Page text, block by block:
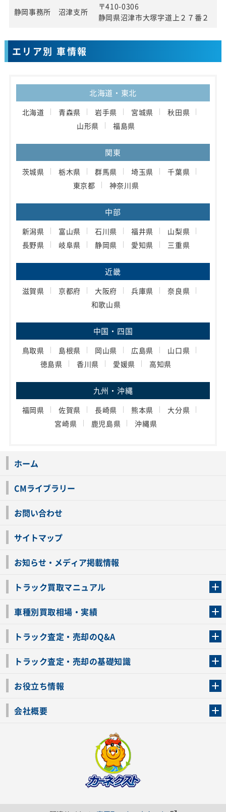
静岡事務所 沼津支所
〒410-0306
静岡県沼津市大塚字道上２７番２
エリア別 車情報
北海道・東北
北海道 青森県 岩手県 宮城県
秋田県
山形県
福島県
関東
茨城県 栃木県 群馬県 埼玉県
千葉県
東京都
神奈川県
中部
新潟県 富山県 石川県 福井県
山梨県
長野県
岐阜県 静岡県 愛知県 三重県
近畿
滋賀県 京都府 大阪府 兵庫県
奈良県
和歌山県
中国・四国
鳥取県 島根県 岡山県 広島県
山口県
徳島県
香川県 愛媛県 高知県
九州・沖縄
福岡県 佐賀県 長崎県 熊本県
大分県
宮崎県
鹿児島県 沖縄県
ホーム
CMライブラリー
お問い合わせ
サイトマップ
お知らせ・メディア掲載情報
トラック買取マニュアル
車種別買取相場・実績
トラック査定・売却のQ&A
トラック査定・売却の基礎知識
お役立ち情報
会社概要